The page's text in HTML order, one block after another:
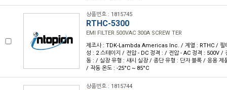
상품번호 : 1815745
RTHC-5300
EMI FILTER 500VAC 300A SCREW TER
제조사 : TDK-Lambda Americas Inc. / 계열 : RTHC / 필
성 : 2 스테이지 / 전압 - DC 정격 : / 전압 - AC 정격 : 500V /
동 : / 실장 유형 : 섀시 실장 / 종단 유형 : 단자 블록 / 응용 제
/ 작동 온도 : -25°C ~ 85°C
상품번호 : 1815744